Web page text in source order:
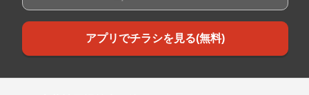
アプリでチラシを見る(無料)